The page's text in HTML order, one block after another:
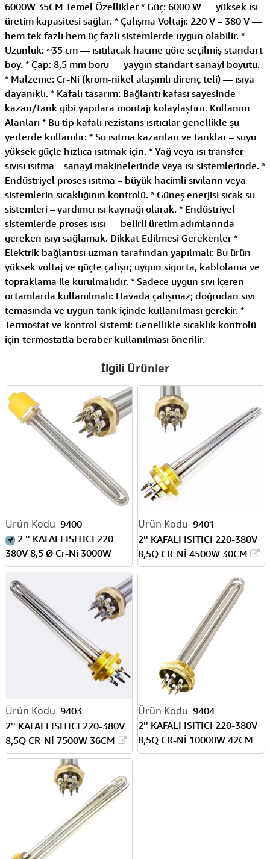
6000W 35CM Temel Özellikler * Güç: 6000 W — yüksek ısı
üretim kapasitesi sağlar. * Çalışma Voltajı: 220 V – 380 V —
hem tek fazlı hem üç fazlı sistemlerde uygun olabilir. *
Uzunluk: ~35 cm — ısıtılacak hacme göre seçilmiş standart
boy. * Çap: 8,5 mm boru — yaygın standart sanayi boyutu.
* Malzeme: Cr-Ni (krom-nikel alaşımlı direnç teli) — ısıya
dayanıklı. * Kafalı tasarım: Bağlantı kafası sayesinde
kazan/tank gibi yapılara montajı kolaylaştırır. Kullanım
Alanları * Bu tip kafalı rezistans ısıtıcılar genellikle şu
yerlerde kullanılır: * Su ısıtma kazanları ve tanklar – suyu
yüksek güçle hızlıca ısıtmak için. * Yağ veya ısı transfer
sıvısı ısıtma – sanayi makinelerinde veya ısı sistemlerinde. *
Endüstriyel proses ısıtma – büyük hacimli sıvıların veya
sistemlerin sıcaklığının kontrolü. * Güneş enerjisi sıcak su
sistemleri – yardımcı ısı kaynağı olarak. * Endüstriyel
sistemlerde proses ısısı — belirli üretim adımlarında
gereken ısıyı sağlamak. Dikkat Edilmesi Gerekenler *
Elektrik bağlantısı uzman tarafından yapılmalı: Bu ürün
yüksek voltaj ve güçte çalışır; uygun sigorta, kablolama ve
topraklama ile kurulmalıdır. * Sadece uygun sıvı içeren
ortamlarda kullanılmalı: Havada çalışmaz; doğrudan sıvı
temasında ve uygun tank içinde kullanılması gerekir. *
Termostat ve kontrol sistemi: Genellikle sıcaklık kontrolü
için termostatla beraber kullanılması önerilir.
İlgili Ürünler
9400
2 '' KAFALI ISITICI 220-
380V 8,5 Ø Cr-Ni 3000W
30CM
9401
2'' KAFALI ISITICI 220-380V
8,5Q CR-Nİ 4500W 30CM
9403
2'' KAFALI ISITICI 220-380V
8,5Q CR-Nİ 7500W 36CM
9404
2'' KAFALI ISITICI 220-380V
8,5Q CR-Nİ 10000W 42CM